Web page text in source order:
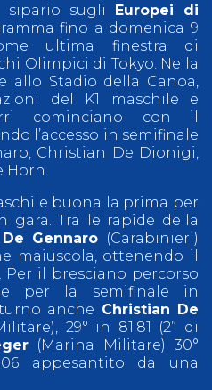
sipario sugli Europei di
fino a domenica 9
ultima finestra di
Olimpici di Tokyo. Nella
Stadio della Canoa,
del K1 maschile e
cominciano con il
l’accesso in semifinale
Christian De Dionigi,
Horn.
buona la prima per
Tra le rapide della
Gennaro (Carabinieri)
maiuscola, ottenendo il
Per il bresciano percorso
per la semifinale in
anche Christian De
29° in 81.81 (2” di
(Marina Militare) 30°
appesantito da una